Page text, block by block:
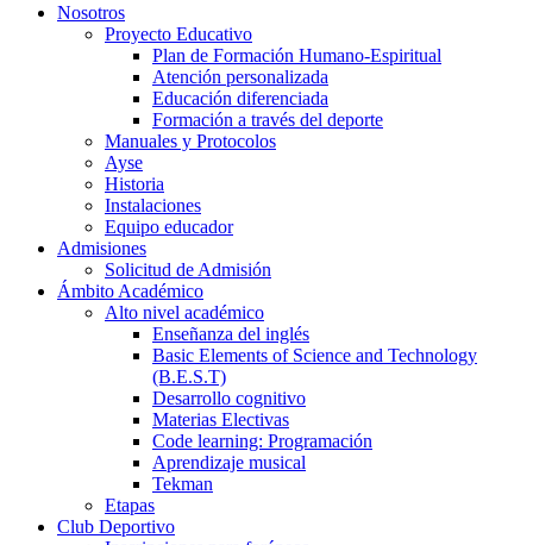
Nosotros
Proyecto Educativo
Plan de Formación Humano-Espiritual
Atención personalizada
Educación diferenciada
Formación a través del deporte
Manuales y Protocolos
Ayse
Historia
Instalaciones
Equipo educador
Admisiones
Solicitud de Admisión
Ámbito Académico
Alto nivel académico
Enseñanza del inglés
Basic Elements of Science and Technology
(B.E.S.T)
Desarrollo cognitivo
Materias Electivas
Code learning: Programación
Aprendizaje musical
Tekman
Etapas
Club Deportivo